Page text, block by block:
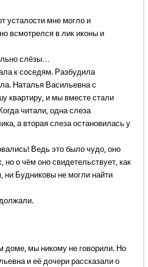
усталости мне могло и
всмотрелся в лик иконы и
слёзы…
к соседям. Разбудила
Наталья Васильевна с
квартиру, и мы вместе стали
читали, одна слеза
а вторая слеза остановилась у
Ведь это было чудо, оно
но о чём оно свидетельствует, как
ни Будниковы не могли найти
доме, мы никому не говорили. Но
и её дочери рассказали о